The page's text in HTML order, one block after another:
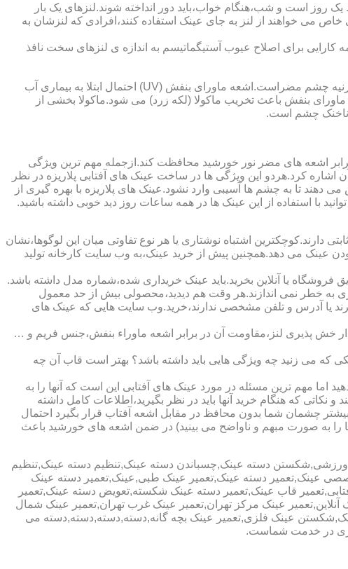
روز است و شب،هنگام خواب،باید دور انداخته شوند.لنزهای یک بار
می خواهند از لنز به جای عینک استفاده کنند،افرادی که لنزشان به
کارایی برای اصلاح عیوب آستیگماتیسم به اندازه ی لنزهای سخت نافذ
چشم و خطرات اشعه ماورای بنفش نور خورشید اشعه ماورای بنفش نور خورشید به پوست آسیب می زند.همچنین برای عدسی و قرنیه چشم مضراست.اشعه ماورای بنفش (UV) احتمال ابتلا به بیماری آب
بنفش باعث تخریب ماکولا (لکه زرد) می شود.ماکولا بخشی از
ناخنک چشم است.
اشعه های مضر نور خورشید محافظت کند.ازجمله مهم ترین ویژگی
اشعه فرابنفش خورشید و پلاریزه بودن آن اشاره کرد.هردو این ویژگی ها در ساخت عینک های آفتابی پلاریزه در نظر
تا به چشم ها آسیبی وارد نشود.عینک های پلاریزه با بهره گیری از
با استفاده از این عینک ها در همه ساعات روز دید خوبی داشته باشید.
اشتباه نوشتاری یا هر نوع تفاوتی میان این لوگوها،نشان
عینک می دهد.همچنین پیش از خرید عینک،به وب سایت کارخانه تولید
یا آنلاین بخرید.باید عینک خریداری شده،شماره مدل داشته باشد.
به خطر نمی اندازند.هر وقت هم دیدید،محصولی بیش از حد معمول
یا آدرس و تلفن مشخصی ندارند،خرید.وب سایت هایی که عینک های
خش پذیری لنز،مقاومت آن در برابر اشعه ماوراء بنفش،جنس فریم و …
که می زنید چه ویژگی هایی باید داشته باشد؟ بهتر است قاب آن چه
اما مهم ترین مسئله در مورد عینک های آفتابی این است که آنها را به
که هنگام خرید آنها باید در نظر بگیرید،اطلاعات کامل داشته
چشمان شما بدون محافظ در مقابل اشعه آفتاب قرار بگیرد احتمال
را به صورت مبهم و ناواضح می بینید) در ضمن اشعه های خورشید باعث
ورزشی,شکستن دسته عینک,چسباندن دسته عینک,تنظیم دسته عینک,تنظیم
عینک,تعمیر دسته عینک,تعمیر عینک طبی,عینک,تعمیر دسته عینک
قاب عینک,تعمیر دسته عینک شکسته,تعویض دسته عینک,تعمیر
آنلاین,تعمیر عینک مرکز تهران,تعمیر عینک غرب تهران,تعمیر عینک شمال
عینک فلزی,تعمیر عینک بچه گانه,دسته,دسته,دسته,دسته می
در خدمت شماست.